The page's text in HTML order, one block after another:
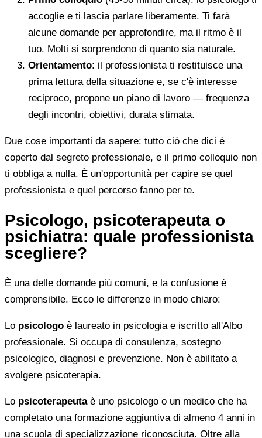
accoglie e ti lascia parlare liberamente. Ti farà
alcune domande per approfondire, ma il ritmo è il
tuo. Molti si sorprendono di quanto sia naturale.
Orientamento: il professionista ti restituisce una
prima lettura della situazione e, se c'è interesse
reciproco, propone un piano di lavoro — frequenza
degli incontri, obiettivi, durata stimata.
Due cose importanti da sapere: tutto ciò che dici è
coperto dal segreto professionale, e il primo colloquio non
ti obbliga a nulla. È un'opportunità per capire se quel
professionista e quel percorso fanno per te.
Psicologo, psicoterapeuta o
psichiatra: quale professionista
scegliere?
È una delle domande più comuni, e la confusione è
comprensibile. Ecco le differenze in modo chiaro:
Lo psicologo è laureato in psicologia e iscritto all'Albo
professionale. Si occupa di consulenza, sostegno
psicologico, diagnosi e prevenzione. Non è abilitato a
svolgere psicoterapia.
Lo psicoterapeutaè uno psicologo o un medico che ha
completato una formazione aggiuntiva di almeno 4 anni in
una scuola di specializzazione riconosciuta. Oltre alla